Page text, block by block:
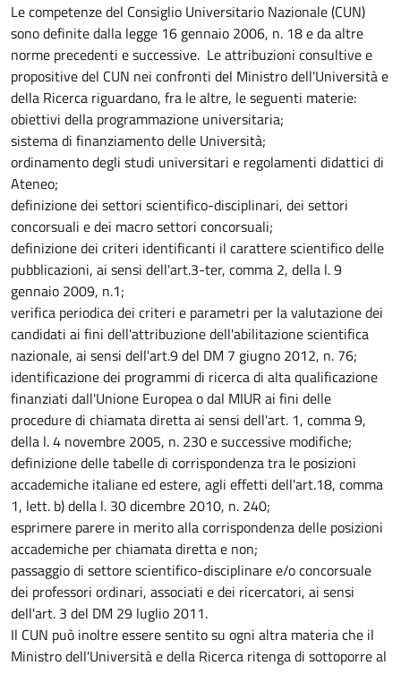
Le competenze del Consiglio Universitario Nazionale (CUN)
sono definite dalla legge 16 gennaio 2006, n. 18 e da altre
norme precedenti e successive. Le attribuzioni consultive e
propositive del CUN nei confronti del Ministro dell'Università e
della Ricerca riguardano, fra le altre, le seguenti materie:
obiettivi della programmazione universitaria;
sistema di finanziamento delle Università;
ordinamento degli studi universitari e regolamenti didattici di
Ateneo;
definizione dei settori scientifico-disciplinari, dei settori
concorsuali e dei macro settori concorsuali;
definizione dei criteri identificanti il carattere scientifico delle
pubblicazioni, ai sensi dell'art.3-ter, comma 2, della l. 9
gennaio 2009, n.1;
verifica periodica dei criteri e parametri per la valutazione dei
candidati ai fini dell'attribuzione dell'abilitazione scientifica
nazionale, ai sensi dell'art.9 del DM 7 giugno 2012, n. 76;
identificazione dei programmi di ricerca di alta qualificazione
finanziati dall'Unione Europea o dal MIUR ai fini delle
procedure di chiamata diretta ai sensi dell'art. 1, comma 9,
della l. 4 novembre 2005, n. 230 e successive modifiche;
definizione delle tabelle di corrispondenza tra le posizioni
accademiche italiane ed estere, agli effetti dell'art.18, comma
1, lett. b) della l. 30 dicembre 2010, n. 240;
esprimere parere in merito alla corrispondenza delle posizioni
accademiche per chiamata diretta e non;
passaggio di settore scientifico-disciplinare e/o concorsuale
dei professori ordinari, associati e dei ricercatori, ai sensi
dell'art. 3 del DM 29 luglio 2011.
Il CUN può inoltre essere sentito su ogni altra materia che il
Ministro dell'Università e della Ricerca ritenga di sottoporre al